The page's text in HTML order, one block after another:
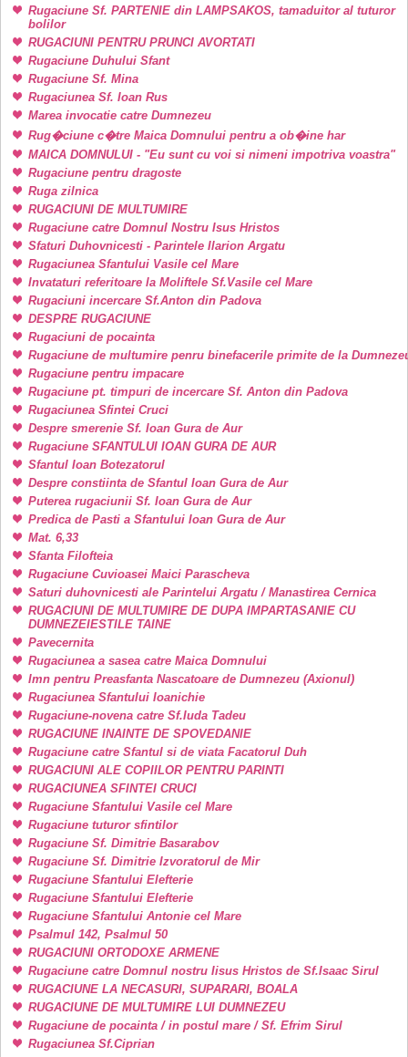
Rugaciune Sf. PARTENIE din LAMPSAKOS, tamaduitor al tuturor
bolilor
RUGACIUNI PENTRU PRUNCI AVORTATI
Rugaciune Duhului Sfant
Rugaciune Sf. Mina
Rugaciunea Sf. Ioan Rus
Marea invocatie catre Dumnezeu
Rug�ciune c�tre Maica Domnului pentru a ob�ine har
MAICA DOMNULUI - "Eu sunt cu voi si nimeni impotriva voastra"
Rugaciune pentru dragoste
Ruga zilnica
RUGACIUNI DE MULTUMIRE
Rugaciune catre Domnul Nostru Isus Hristos
Sfaturi Duhovnicesti - Parintele Ilarion Argatu
Rugaciunea Sfantului Vasile cel Mare
Invataturi referitoare la Moliftele Sf.Vasile cel Mare
Rugaciuni incercare Sf.Anton din Padova
DESPRE RUGACIUNE
Rugaciuni de pocainta
Rugaciune de multumire penru binefacerile primite de la
Rugaciune pentru impacare
Rugaciune pt. timpuri de incercare Sf. Anton din Padova
Rugaciunea Sfintei Cruci
Despre smerenie Sf. Ioan Gura de Aur
Rugaciune SFANTULUI IOAN GURA DE AUR
Sfantul Ioan Botezatorul
Despre constiinta de Sfantul Ioan Gura de Aur
Puterea rugaciunii Sf. Ioan Gura de Aur
Predica de Pasti a Sfantului Ioan Gura de Aur
Mat. 6,33
Sfanta Filofteia
Rugaciune Cuvioasei Maici Parascheva
Saturi duhovnicesti ale Parintelui Argatu / Manastirea Cernica
RUGACIUNI DE MULTUMIRE DE DUPA IMPARTASANIE CU
DUMNEZEIESTILE TAINE
Pavecernita
Rugaciunea a sasea catre Maica Domnului
Imn pentru Preasfanta Nascatoare de Dumnezeu (Axionul)
Rugaciunea Sfantului Ioanichie
Rugaciune-novena catre Sf.Iuda Tadeu
RUGACIUNE INAINTE DE SPOVEDANIE
Rugaciune catre Sfantul si de viata Facatorul Duh
RUGACIUNI ALE COPIILOR PENTRU PARINTI
RUGACIUNEA SFINTEI CRUCI
Rugaciune Sfantului Vasile cel Mare
Rugaciune tuturor sfintilor
Rugaciune Sf. Dimitrie Basarabov
Rugaciune Sf. Dimitrie Izvoratorul de Mir
Rugaciune Sfantului Elefterie
Rugaciune Sfantului Elefterie
Rugaciune Sfantului Antonie cel Mare
Psalmul 142, Psalmul 50
RUGACIUNI ORTODOXE ARMENE
Rugaciune catre Domnul nostru Iisus Hristos de Sf.Isaac Sirul
RUGACIUNE LA NECASURI, SUPARARI, BOALA
RUGACIUNE DE MULTUMIRE LUI DUMNEZEU
Rugaciune de pocainta / in postul mare / Sf. Efrim Sirul
Rugaciunea Sf.Ciprian